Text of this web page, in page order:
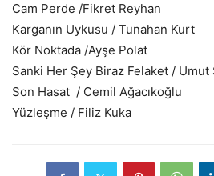
Cam Perde /Fikret Reyhan
Karganın Uykusu / Tunahan Kurt
Kör Noktada /Ayşe Polat
Sanki Her Şey Biraz Felaket / Umut
Son Hasat / Cemil Ağacıkoğlu
Yüzleşme / Filiz Kuka